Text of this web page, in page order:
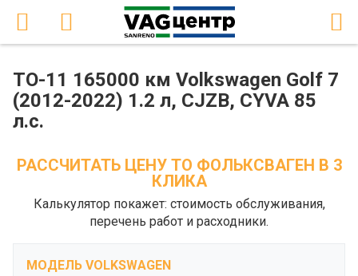
ТО-11 165000 км Volkswagen Golf 7
(2012-2022) 1.2 л, CJZB, CYVA 85
л.с.
РАССЧИТАТЬ ЦЕНУ ТО ФОЛЬКСВАГЕН В 3
КЛИКА
Калькулятор покажет: стоимость обслуживания,
перечень работ и расходники.
МОДЕЛЬ VOLKSWAGEN